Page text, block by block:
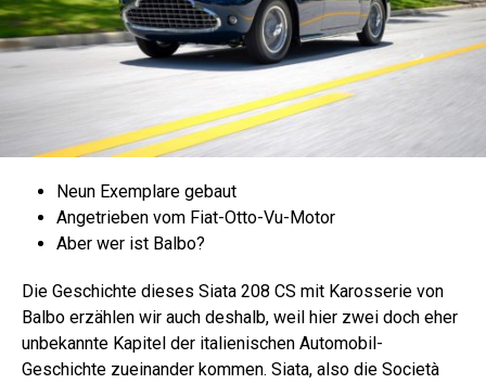
Neun Exemplare gebaut
Angetrieben vom Fiat-Otto-Vu-Motor
Aber wer ist Balbo?
Die Geschichte dieses Siata 208 CS mit Karosserie von
Balbo erzählen wir auch deshalb, weil hier zwei doch eher
unbekannte Kapitel der italienischen Automobil-
Geschichte zueinander kommen. Siata, also die Società